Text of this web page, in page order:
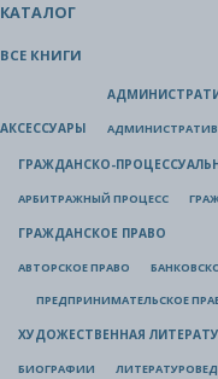
КАТАЛОГ
ВСЕ КНИГИ
АКСЕССУАРЫ
ГРАЖДАНСКО-
АРБИТРАЖНЫЙ ПРОЦЕСС
ГРАЖДАНСКОЕ ПРАВО
АВТОРСКОЕ ПРАВО
ПРЕДПРИНИМАТЕЛЬСКОЕ
ХУДОЖЕСТВЕННАЯ
БИОГРАФИИ